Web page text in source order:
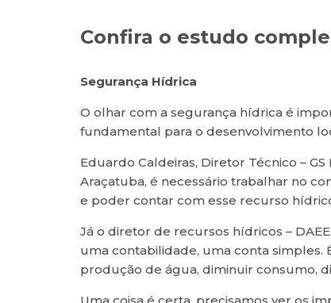
Confira o estudo
Segurança Hídrica
O olhar com a segurança hídrica é
fundamental para o desenvolvimento
Eduardo Caldeiras, Diretor Técnico –
Araçatuba, é necessário trabalhar no
e poder contar com esse recurso
Já o diretor de recursos hídricos –
uma contabilidade, uma conta
produção de água, diminuir consumo,